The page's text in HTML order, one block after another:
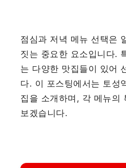
점심과 저녁 메뉴 선택은
짓는 중요한 요소입니다.
는 다양한 맛집들이 있어
다. 이 포스팅에서는 토성
집을 소개하며, 각 메뉴의
보겠습니다.